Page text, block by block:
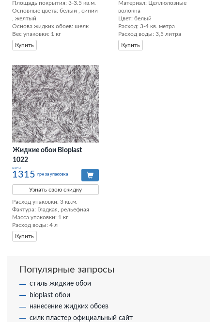
Площадь покрытия: 3-3.5 кв.м.
Основные цвета: белый , синий
, желтый
Основа жидких обоев: шелк
Вес упаковки: 1 кг
Купить
Материал: Целлюлозные
волокна
Цвет: белый
Расход: 3-4 кв. метра
Расход воды: 3,5 литра
Купить
Жидкие обои Bioplast
1022
цена
1315 грн за упаковка
Узнать свою скидку
Расход упаковки: 3 кв.м.
Фактура: Гладкая, рельефная
Масса упаковки: 1 кг
Расход воды: 4 л
Купить
Популярные запросы
стиль жидкие обои
bioplast обои
нанесение жидких обоев
силк пластер официальный сайт